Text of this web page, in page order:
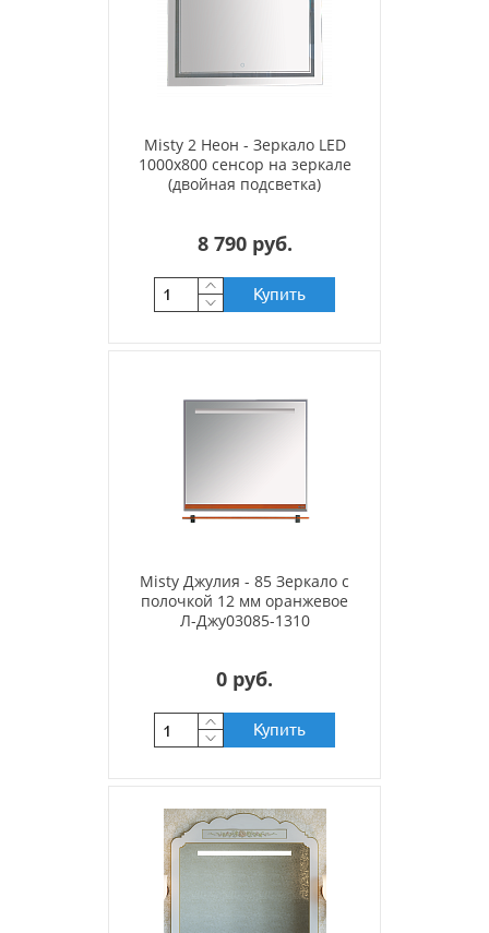
Misty 2 Неон - Зеркало LED
1000х800 сенсор на зеркале
(двойная подсветка)
8 790 руб.
Купить
Misty Джулия - 85 Зеркало с
полочкой 12 мм оранжевое
Л-Джу03085-1310
0 руб.
Купить